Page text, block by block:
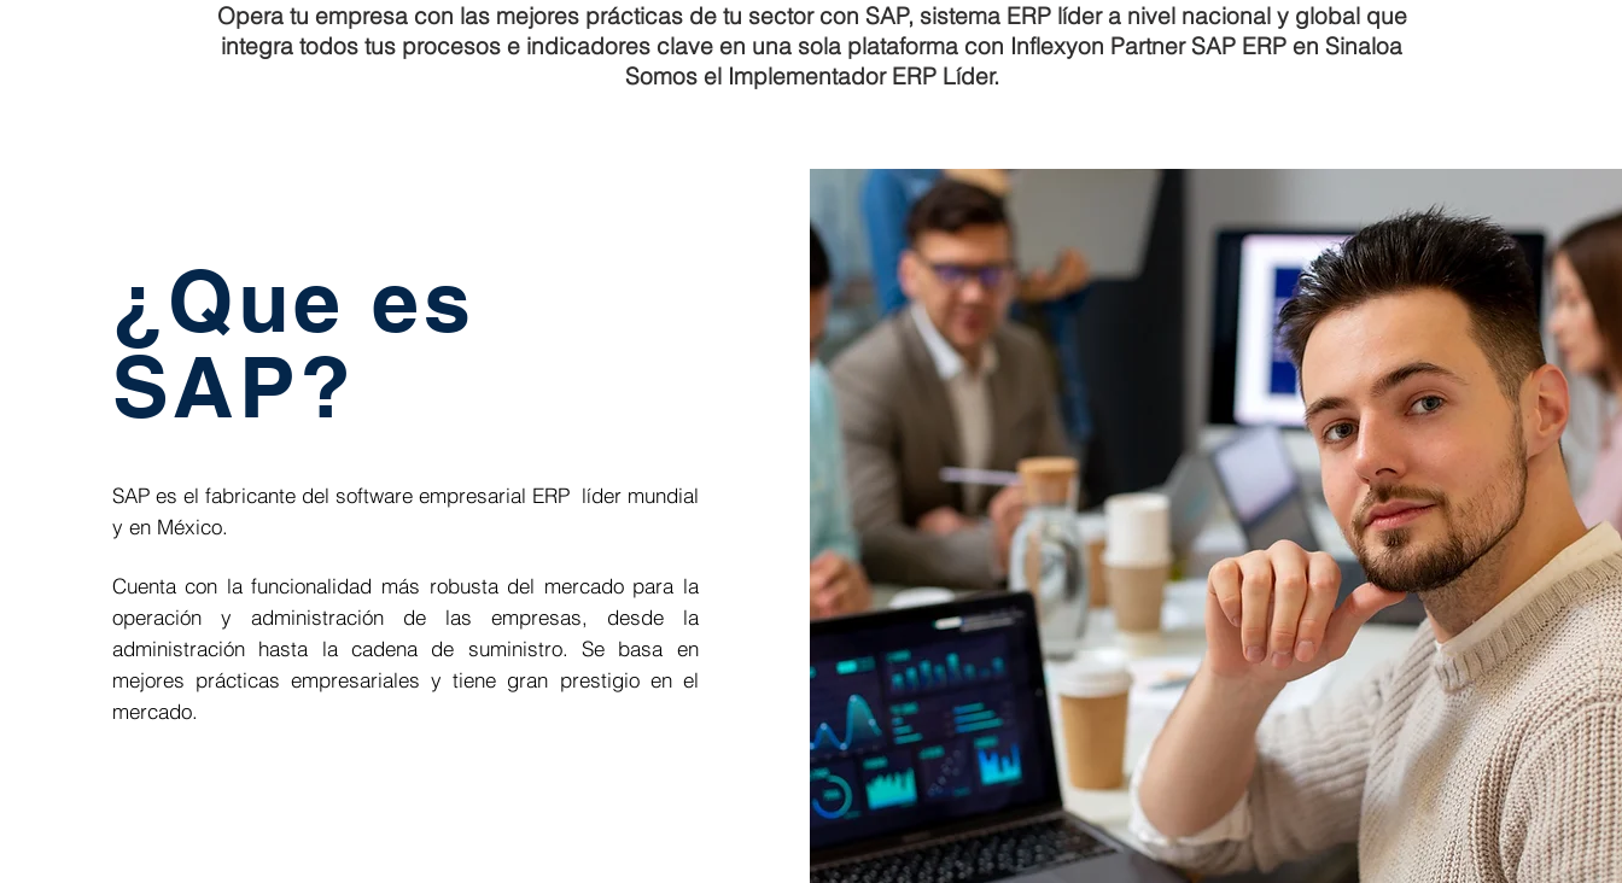
Opera tu empresa con las mejores prácticas de tu sector con SAP, sistema ERP líder a nivel nacional y global que
integra todos tus procesos e indicadores clave en una sola plataforma con Inflexyon Partner SAP ERP en Sinaloa
Somos el Implementador ERP Líder.
¿Que es
SAP?
SAP es el fabricante del software empresarial ERPlíder mundial
y en México.
Cuenta con la funcionalidad más robusta del mercado para la
operación y administración de las empresas, desde la
administración hasta la cadena de suministro. Se basa en
mejores prácticas empresariales y tiene gran prestigio en el
mercado.